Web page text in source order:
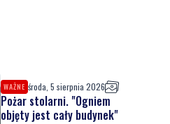
WAŻNE środa, 5 sierpnia 2026
Pożar stolarni. "Ogniem
objęty jest cały budynek"